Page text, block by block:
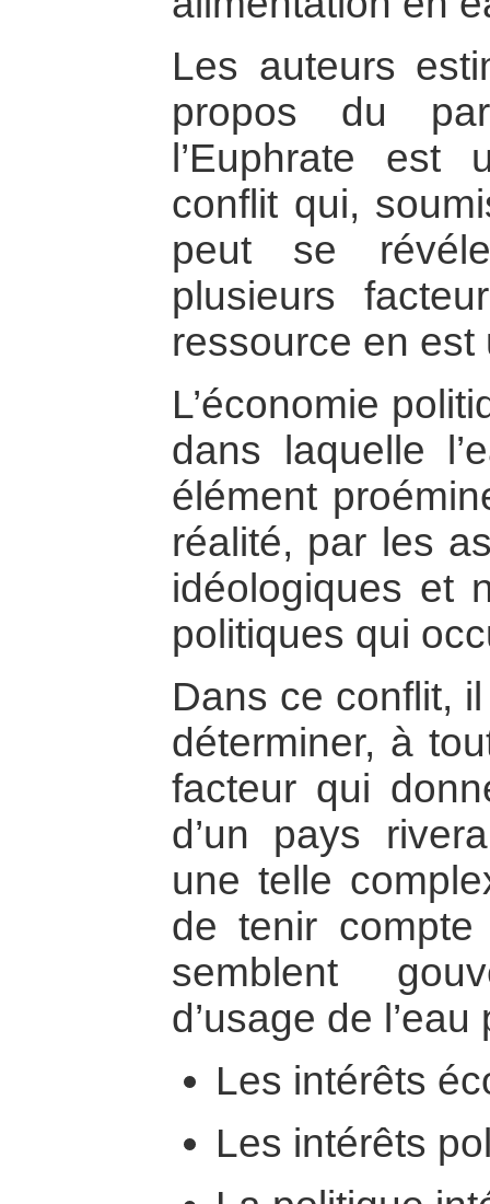
Les auteurs
propos du
l’Euphrate
conflit qui,
peut se
plusieurs
ressource en est
L’économie
dans laquelle
élément
réalité, par les
idéologiques et
politiques qui
Dans ce conflit,
déterminer, à
facteur qui
d’un pays
une telle
de tenir
semblent
d’usage de
Les intérêts
Les intérêts